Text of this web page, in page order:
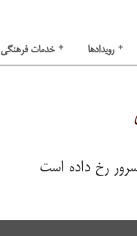
خدمات فرهنگی + رویدادها +
رخ داده است